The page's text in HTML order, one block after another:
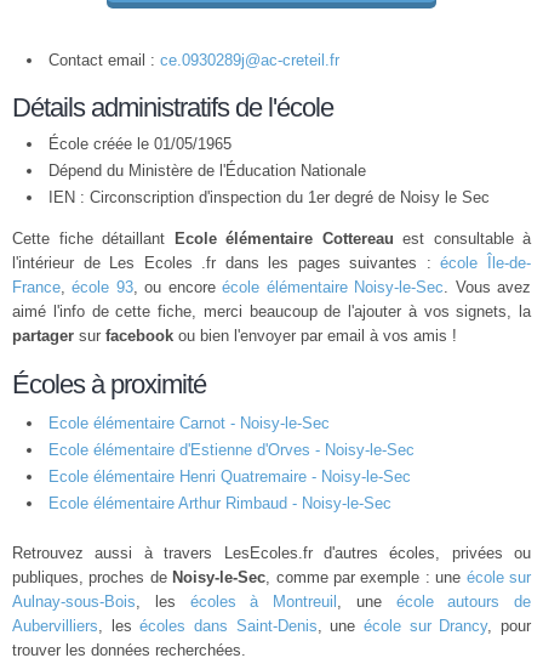
Contact email : ce.0930289j@ac-creteil.fr
Détails administratifs de l'école
École créée le 01/05/1965
Dépend du Ministère de l'Éducation Nationale
IEN : Circonscription d'inspection du 1er degré de Noisy le Sec
Cette fiche détaillant Ecole élémentaire Cottereau est consultable à
l'intérieur de Les Ecoles .fr dans les pages suivantes :école Île-de-
France,école 93, ou encoreécole élémentaire Noisy-le-Sec. Vous avez
aimé l'info de cette fiche, merci beaucoup de l'ajouter à vos signets, la
partager sur facebook ou bien l'envoyer par email à vos amis !
Écoles à proximité
Ecole élémentaire Carnot - Noisy-le-Sec
Ecole élémentaire d'Estienne d'Orves - Noisy-le-Sec
Ecole élémentaire Henri Quatremaire - Noisy-le-Sec
Ecole élémentaire Arthur Rimbaud - Noisy-le-Sec
Retrouvez aussi à travers LesEcoles.fr d'autres écoles, privées ou
publiques, proches de Noisy-le-Sec, comme par exemple : une école sur
Aulnay-sous-Bois, les écoles à Montreuil , une école autours de
Aubervilliers, lesécoles dans Saint-Denis, uneécole sur Drancy, pour
trouver les données recherchées.